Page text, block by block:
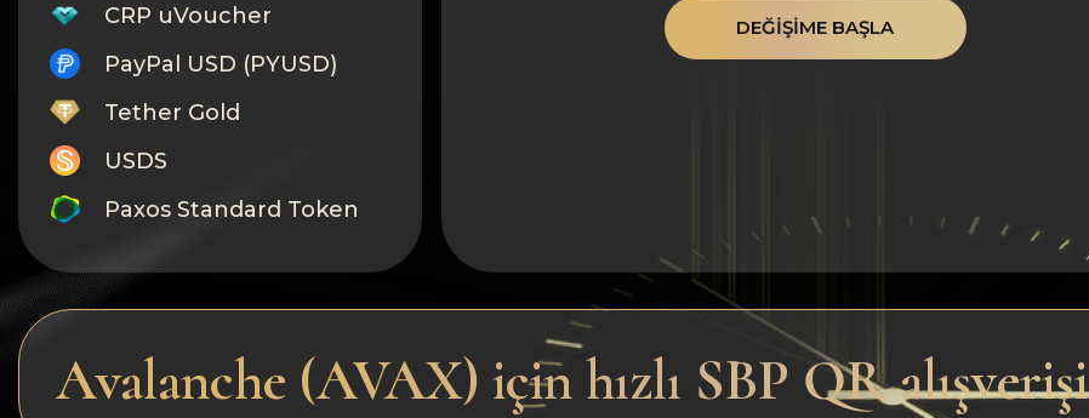
CRP uVoucher
PayPal USD (PYUSD)
Tether Gold
USDS
Paxos Standard Token
Tron
Litecoin
GRAM
DEĞIŞIME BAŞLA
Avalanche (AVAX) için hızlı SBP QR alışverişi